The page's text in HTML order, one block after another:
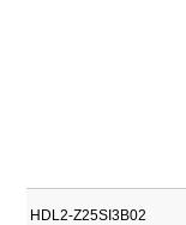
HDL2-Z25SI3B02